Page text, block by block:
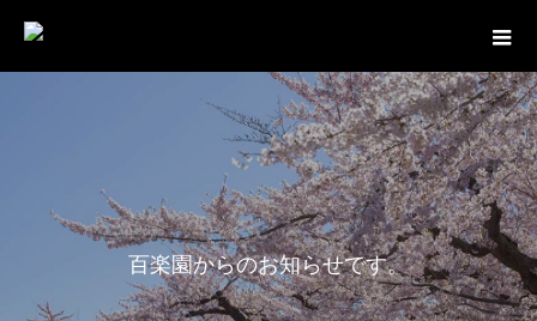
百楽園からのお知らせです。
最